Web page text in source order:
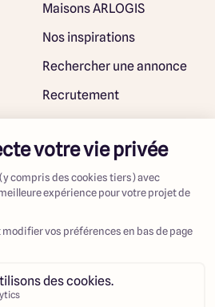
Maisons ARLOGIS
Nos inspirations
Rechercher une annonce
Recrutement
Mentions légales